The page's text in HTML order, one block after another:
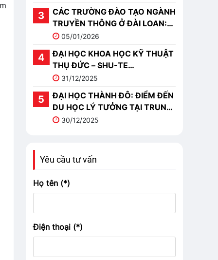
CÁC TRƯỜNG ĐÀO TẠO NGÀNH
TRUYỀN THÔNG Ở ĐÀI LOAN:
TOP 10 TRƯỜNG NỔI BẬT
05/01/2026
ĐẠI HỌC KHOA HỌC KỸ THUẬT
THỤ ĐỨC – SHU-TE
UNIVERSITY (樹德科技大學)
31/12/2025
ĐẠI HỌC THÀNH ĐÔ: ĐIỂM ĐẾN
DU HỌC LÝ TƯỞNG TẠI TRUNG
QUỐC
30/12/2025
Yêu cầu tư vấn
Họ tên (*)
Điện thoại (*)